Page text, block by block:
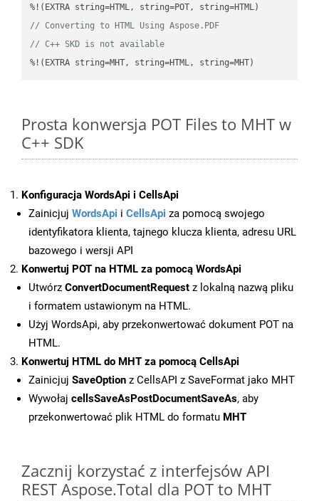
// Converting to HTML Using Aspose.PDF
// C++ SKD is not available
%!(EXTRA string=MHT, string=HTML, string=MHT)
Prosta konwersja POT Files to MHT w
C++ SDK
Konfiguracja WordsApi i CellsApi
Zainicjuj WordsApi i CellsApi za pomocą swojego
identyfikatora klienta, tajnego klucza klienta, adresu URL
bazowego i wersji API
Konwertuj POT na HTML za pomocą WordsApi
Utwórz ConvertDocumentRequest z lokalną nazwą pliku
i formatem ustawionym na HTML.
Użyj WordsApi, aby przekonwertować dokument POT na
HTML.
Konwertuj HTML do MHT za pomocą CellsApi
Zainicjuj SaveOption z CellsAPI z SaveFormat jako MHT
Wywołaj cellsSaveAsPostDocumentSaveAs, aby
przekonwertować plik HTML do formatu MHT
Zacznij korzystać z interfejsów API
REST Aspose.Total dla POT to MHT